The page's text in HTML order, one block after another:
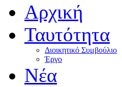
Αρχική
Ταυτότητα
Διοικητικό Συμβούλιο
Έργο
Νέα